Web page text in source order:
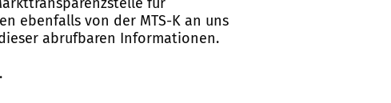
ebenfalls von der MTS-K an uns
abrufbaren Informationen.
.